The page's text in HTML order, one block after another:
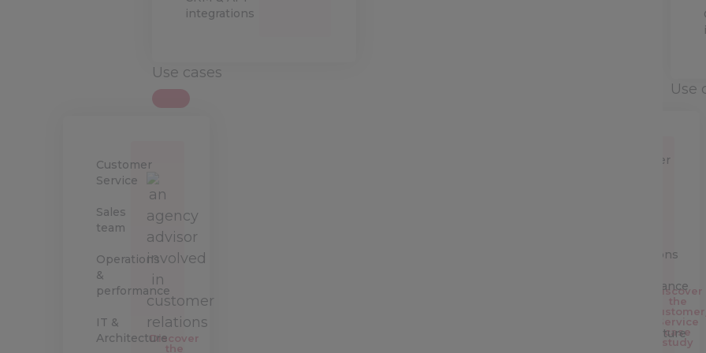
integrations
Use cases
Customer
Service
Sales
team
Operations
&
performance
IT &
ArchitectureDiscover
the
Use
Customer
Operations
performance
Architecture
Discover
the
Customer
Service
case
study